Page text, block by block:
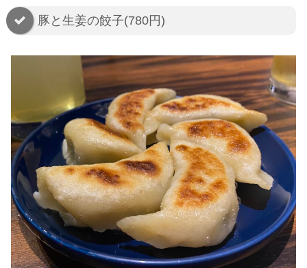
豚と生姜の餃子(780円)